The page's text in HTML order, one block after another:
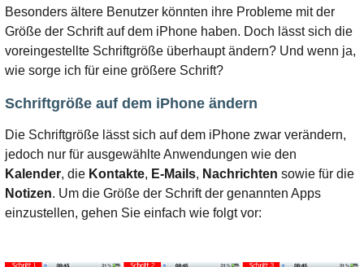
Besonders ältere Benutzer könnten ihre Probleme mit der
Größe der Schrift auf dem iPhone haben. Doch lässt sich die
voreingestellte Schriftgröße überhaupt ändern? Und wenn ja,
wie sorge ich für eine größere Schrift?
Schriftgröße auf dem iPhone ändern
Die Schriftgröße lässt sich auf dem iPhone zwar verändern,
jedoch nur für ausgewählte Anwendungen wie den
Kalender, die Kontakte, E-Mails, Nachrichten sowie für die
Notizen. Um die Größe der Schrift der genannten Apps
einzustellen, gehen Sie einfach wie folgt vor: